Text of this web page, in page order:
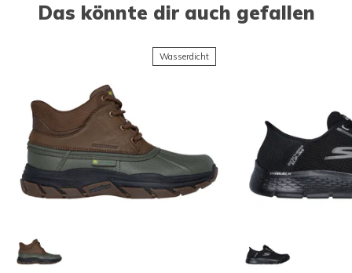
Das könnte dir auch gefallen
Wasserdicht